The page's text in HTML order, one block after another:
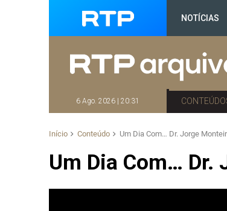
NOTÍCIAS
6 Ago. 2026 | 20:31
Início Conteúdo Um Dia Com… Dr. Jorge
Um Dia Com… Dr.